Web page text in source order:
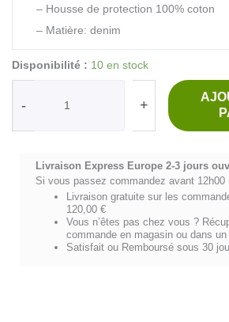
– Housse de protection 100% coton
– Matière: denim
Disponibilité : 10 en stock
-
quantité
de
FISHING
Denim
+
Livraison Express Europe 2-3 jours
Si vous passez commandez avant 12h00
Livraison gratuite sur les
120,00 €
Vous n’êtes pas chez vous ?
commande en magasin ou dans
Satisfait ou Remboursé sous 30